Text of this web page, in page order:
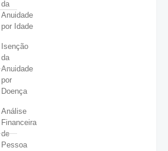
da
Anuidade
por Idade
Isenção
da
Anuidade
por
Doença
Análise
Financeira
de
Pessoa